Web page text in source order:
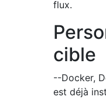
flux.
cible
--Docker,
est déjà